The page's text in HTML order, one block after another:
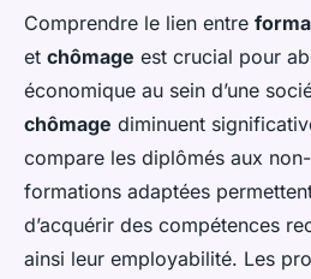
Comprendre le lien entre
et chômage est crucial pour
économique au sein d’une
chômage diminuent
compare les diplômés aux
formations adaptées
d’acquérir des compétences
ainsi leur employabilité. Les